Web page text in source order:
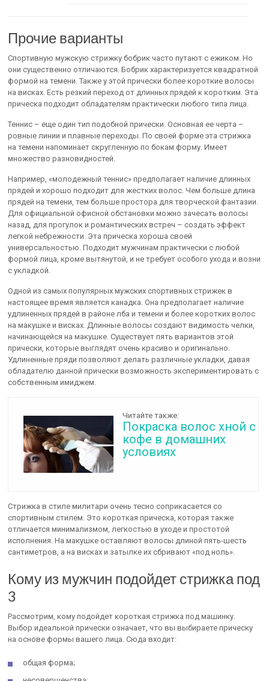
Прочие варианты
Спортивную мужскую стрижку бобрик часто путают с ежиком. Но
они существенно отличаются. Бобрик характеризуется квадратной
формой на темени. Также у этой прически более короткие волосы
на висках. Есть резкий переход от длинных прядей к коротким. Эта
прическа подходит обладателям практически любого типа лица.
Теннис – еще один тип подобной прически. Основная ее черта –
ровные линии и плавные переходы. По своей форме эта стрижка
на темени напоминает скругленную по бокам форму. Имеет
множество разновидностей.
Например, «молодежный теннис» предполагает наличие длинных
прядей и хорошо подходит для жестких волос. Чем больше длина
прядей на темени, тем больше простора для творческой фантазии.
Для официальной офисной обстановки можно зачесать волосы
назад, для прогулок и романтических встреч – создать эффект
легкой небрежности. Эта прическа хороша своей
универсальностью. Подходит мужчинам практически с любой
формой лица, кроме вытянутой, и не требует особого ухода и возни
с укладкой.
Одной из самых популярных мужских спортивных стрижек в
настоящее время является канадка. Она предполагает наличие
удлиненных прядей в районе лба и темени и более коротких волос
на макушке и висках. Длинные волосы создают видимость челки,
начинающейся на макушке. Существует пять вариантов этой
прически, которые выглядят очень красиво и оригинально.
Удлиненные пряди позволяют делать различные укладки, давая
обладателю данной прически возможность экспериментировать с
собственным имиджем.
Читайте также:
Покраска волос хной с
кофе в домашних
условиях
Стрижка в стиле милитари очень тесно соприкасается со
спортивным стилем. Это короткая прическа, которая также
отличается минимализмом, легкостью в уходе и простотой
исполнения. На макушке оставляют волосы длиной пять-шесть
сантиметров, а на висках и затылке их сбривают «под ноль».
Кому из мужчин подойдет стрижка под
3
Рассмотрим, кому подойдет короткая стрижка под машинку.
Выбор идеальной прически означает, что вы выбираете прическу
на основе формы вашего лица. Сюда входит:
общая форма;